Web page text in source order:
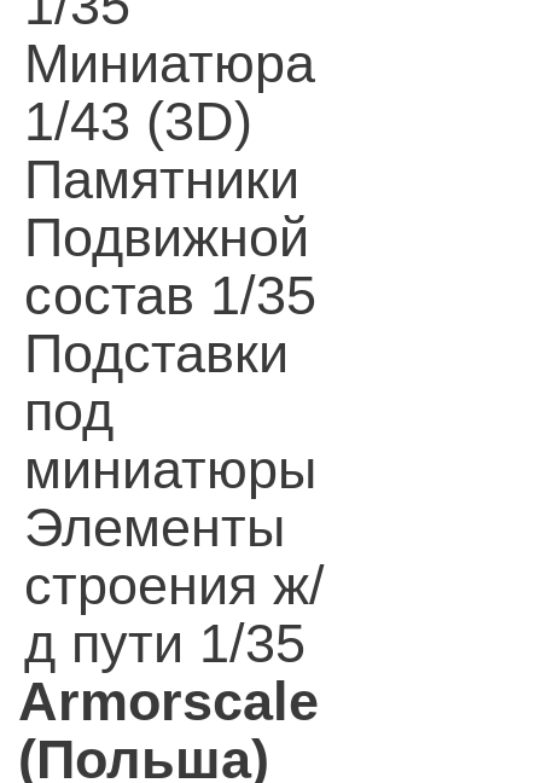
Миниатюра
1/43 (3D)
Памятники
Подвижной
состав 1/35
Подставки
под
миниатюры
Элементы
строения ж/
д пути 1/35
Armorscale
(Польша)